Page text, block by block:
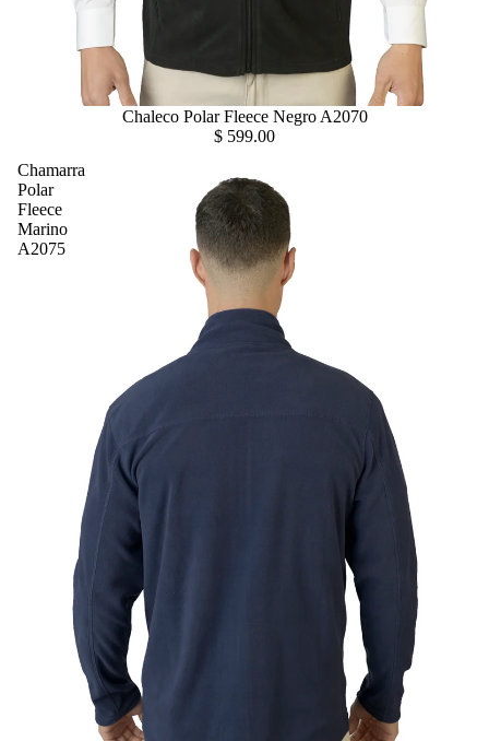
Chaleco Polar Fleece Negro A2070
$ 599.00
Chamarra
Polar
Fleece
Marino
A2075